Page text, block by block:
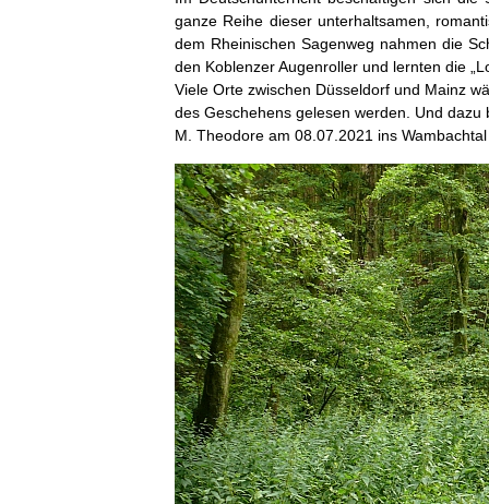
ganze Reihe dieser unterhaltsamen,
dem Rheinischen Sagenweg nahmen die
den Koblenzer Augenroller und lernten die
Viele Orte zwischen Düsseldorf und Mainz
des Geschehens gelesen werden. Und
M. Theodore am 08.07.2021 ins